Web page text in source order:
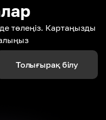
төлеңіз. Картаңызды
Толығырақ білу